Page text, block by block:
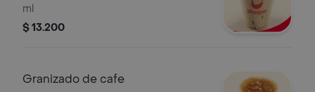
ml
$ 13.200
Granizado de cafe